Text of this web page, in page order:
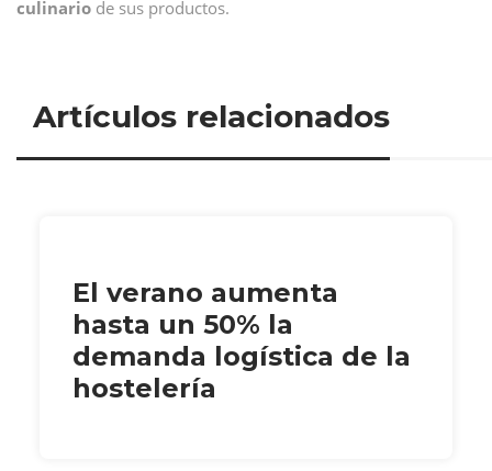
culinario de sus productos.
Artículos relacionados
El verano aumenta
hasta un 50% la
demanda logística de la
hostelería